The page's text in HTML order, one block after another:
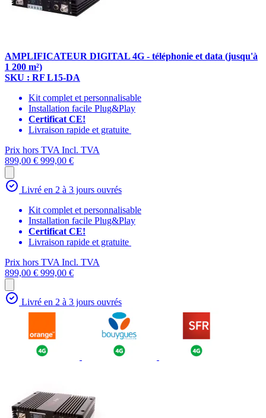
AMPLIFICATEUR DIGITAL 4G - téléphonie et data (jusqu'à
1 200 m²)
SKU : RF L15-DA
Kit complet et personnalisable
Installation facile Plug&Play
Certificat CE!
Livraison rapide et gratuite
Prix hors TVAIncl. TVA
899,00 € 999,00 €
Livré en 2 à 3 jours ouvrés
Kit complet et personnalisable
Installation facile Plug&Play
Certificat CE!
Livraison rapide et gratuite
Prix hors TVAIncl. TVA
899,00 € 999,00 €
Livré en 2 à 3 jours ouvrés